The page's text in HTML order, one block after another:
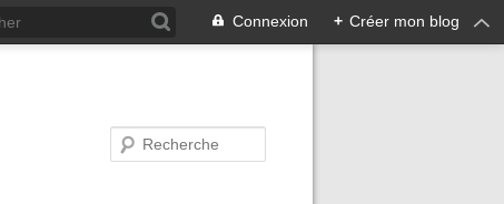
Connexion + Créer mon blog